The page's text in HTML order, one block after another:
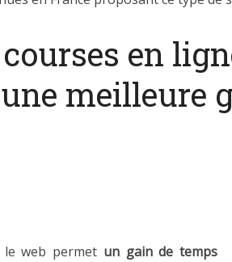
en
meilleure
le web permet un gain de temps